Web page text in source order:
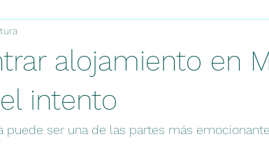
alojamiento en
intento
puede ser una de las partes más